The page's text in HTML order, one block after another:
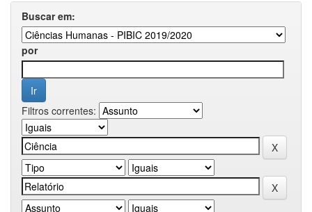
Buscar em:
por
Filtros correntes: